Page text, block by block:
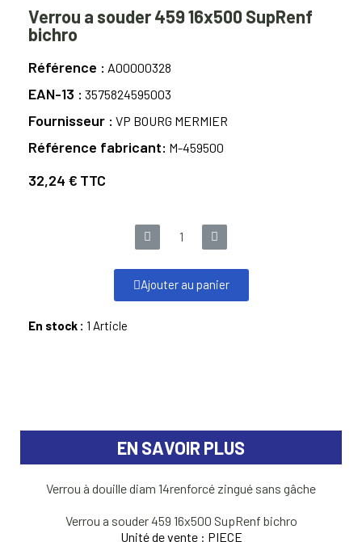
Verrou a souder 459 16x500 SupRenf
bichro
Référence A00000328
EAN-13 3575824595003
Fournisseur VP BOURG MERMIER
Référence fabricant M-459500
32,24 € TTC
Ajouter au panier
En stock : 1 Article
EN SAVOIR PLUS
Verrou à douille diam 14renforcé zingué sans gâche
Verrou a souder 459 16x500 SupRenf bichro
Unité de vente : PIECE